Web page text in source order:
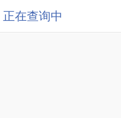
正在查询中